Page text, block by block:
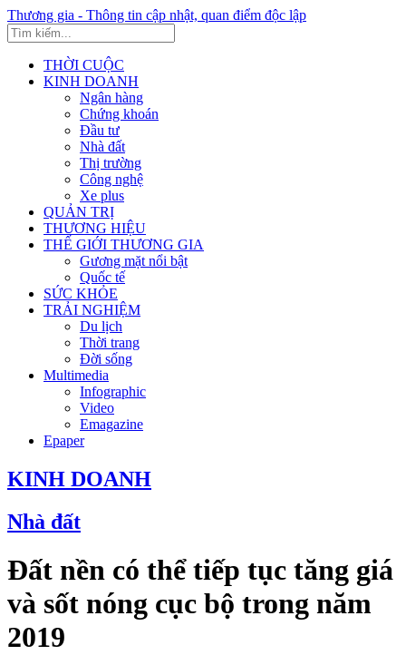
Thương gia - Thông tin cập nhật, quan điểm độc lập
THỜI CUỘC
KINH DOANH
Ngân hàng
Chứng khoán
Đầu tư
Nhà đất
Thị trường
Công nghệ
Xe plus
QUẢN TRỊ
THƯƠNG HIỆU
THẾ GIỚI THƯƠNG GIA
Gương mặt nổi bật
Quốc tế
SỨC KHỎE
TRẢI NGHIỆM
Du lịch
Thời trang
Đời sống
Multimedia
Infographic
Video
Emagazine
Epaper
KINH DOANH
Nhà đất
Đất nền có thể tiếp tục tăng giá
và sốt nóng cục bộ trong năm
2019